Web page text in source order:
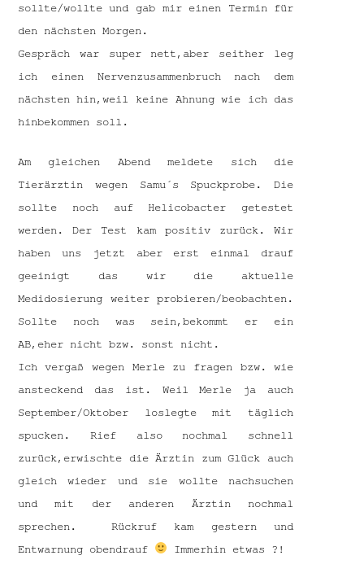
sollte/wollte und gab mir einen Termin für
den nächsten Morgen.
Gespräch war super nett,aber seither leg
ich einen Nervenzusammenbruch nach dem
nächsten hin,weil keine Ahnung wie ich das
hinbekommen soll.
Am gleichen Abend meldete sich die
Tierärztin wegen Samu´s Spuckprobe. Die
sollte noch auf Helicobacter getestet
werden. Der Test kam positiv zurück. Wir
haben uns jetzt aber erst einmal drauf
geeinigt das wir die aktuelle
Medidosierung weiter probieren/beobachten.
Sollte noch was sein,bekommt er ein
AB,eher nicht bzw. sonst nicht.
Ich vergaß wegen Merle zu fragen bzw. wie
ansteckend das ist. Weil Merle ja auch
September/Oktober loslegte mit täglich
spucken. Rief also nochmal schnell
zurück,erwischte die Ärztin zum Glück auch
gleich wieder und sie wollte nachsuchen
und mit der anderen Ärztin nochmal
sprechen. Rückruf kam gestern und
Entwarnung obendrauf
Immerhin etwas ?!